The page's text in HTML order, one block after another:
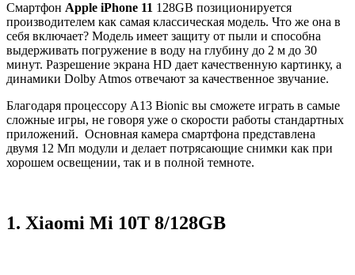
Смартфон Apple iPhone 11 128GB позиционируется
производителем как самая классическая модель. Что же она в
себя включает? Модель имеет защиту от пыли и способна
выдерживать погружение в воду на глубину до 2 м до 30
минут. Разрешение экрана HD дает качественную картинку, а
динамики Dolby Atmos отвечают за качественное звучание.
Благодаря процессору A13 Bionic вы сможете играть в самые
сложные игры, не говоря уже о скорости работы стандартных
приложений. Основная камера смартфона представлена
двумя 12 Мп модули и делает потрясающие снимки как при
хорошем освещении, так и в полной темноте.
1. Xiaomi Mi 10T 8/128GB